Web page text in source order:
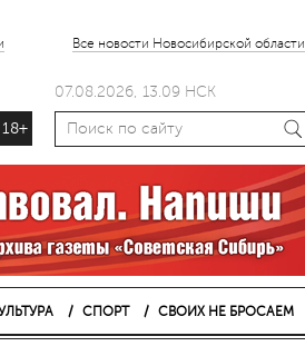
Все новости Новосибирской области
18+
07.08.2026, 13.09 НСК
СПОРТ СВОИХ НЕ БРОСАЕМ